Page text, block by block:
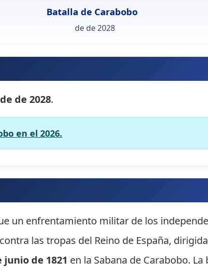
Batalla de Carabobo
de de 2028
de de 2028.
en el 2026.
un enfrentamiento militar de los
las tropas del Reino de España,
junio de 1821 en la Sabana de Carabobo.